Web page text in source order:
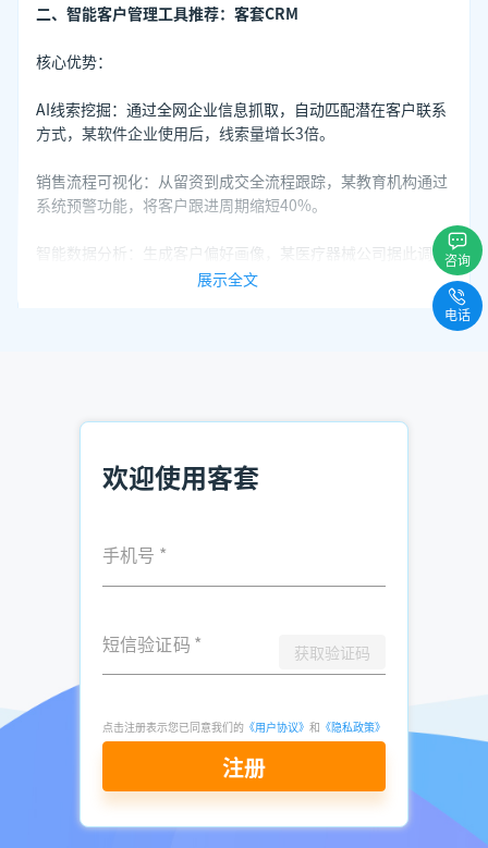
二、智能客户管理工具推荐：客套CRM
核心优势：
AI线索挖掘：通过全网企业信息抓取，自动匹配潜在客户联系
方式，某软件企业使用后，线索量增长3倍。
销售流程可视化：从留资到成交全流程跟踪，某教育机构通过
系统预警功能，将客户跟进周期缩短40%。
智能数据分析：生成客户偏好画像，某医疗器械公司据此调整
话术后，签单率提升25%。
某贸易公司使用客套CRM后，业务员每日有效客户接触量从15
在数字化销售时代，业务员需善用智能工具提升效率，同时掌
而场景化签单技巧则能突破客户心理防线。建议业务员每日留
出1小时学习工具操作，并定期参与签单技巧培训，实现业绩
推荐阅读：
企业电话查询方法 市面高效软件推荐
电销精准客户资源在哪买 电销找客户资源
销售如何获取电话资料 企业资料查找
展示全文
欢迎使用客套
手机号 *
短信验证码 * 获取验证码
点击注册表示您已同意我们的 《用户协议》 和 《隐私政策》
注册
咨询
电话